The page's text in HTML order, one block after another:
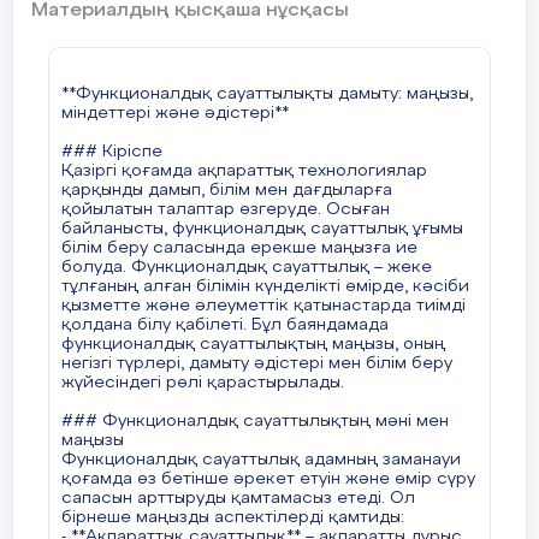
#### 3. **Ойын технологиялары**
Рөлдік ойындар, іскерлік ойындар,
симуляциялық ойындар арқылы оқушылар
оларды шешуге үйренеді. Бұл олардың
коммуникативтік және басқарушылық
дағдыларын жетілдіреді.
#### 4. **Ақпараттық-коммуникациялық
технологияларды (АКТ) пайдалану**
Қазіргі таңда сандық технологиялар
функционалдық сауаттылықтың маңызды бөлігі
болып табылады. Оқушыларға интернет-
ресурстарды қолдануды, электрондық
оқулықтармен жұмыс істеуді, онлайн курстардан
білім алуды үйрету маңызды.
#### 5. **Пәнаралық байланыс**
Функционалдық сауаттылықты дамыту үшін
әртүрлі пәндер бойынша интеграцияланған
сабақтар өткізу қажет. Мысалы, математика
сабақтарында қаржылық сауаттылық
элементтерін қосу немесе тарих сабақтарында
құқықтық сауаттылықты дамытуға назар аудару.
#### 6. **Жеке оқыту әдістері**
Әр оқушының қабілеті мен қажеттілігіне қарай
оқыту тәсілдерін бейімдеу – функционалдық
Материалдың қысқаша нұсқасы
**Функционалдық сауаттылықты дамыту: маңызы,
міндеттері және әдістері**
### Кіріспе
Қазіргі қоғамда ақпараттық технологиялар
қарқынды дамып, білім мен дағдыларға
қойылатын талаптар өзгеруде. Осыған
байланысты, функционалдық сауаттылық ұғымы
білім беру саласында ерекше маңызға ие
болуда. Функционалдық сауаттылық – жеке
тұлғаның алған білімін күнделікті өмірде, кәсіби
қызметте және әлеуметтік қатынастарда тиімді
қолдана білу қабілеті. Бұл баяндамада
функционалдық сауаттылықтың маңызы, оның
негізгі түрлері, дамыту әдістері мен білім беру
жүйесіндегі рөлі қарастырылады.
### Функционалдық сауаттылықтың мәні мен
маңызы
Функционалдық сауаттылық адамның заманауи
қоғамда өз бетінше әрекет етуін және өмір сүру
сапасын арттыруды қамтамасыз етеді. Ол
бірнеше маңызды аспектілерді қамтиды: